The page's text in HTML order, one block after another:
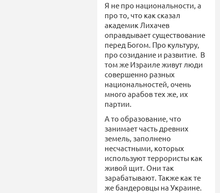
Я не про национальности, а
про то, что как сказал
академик Лихачев
оправдывает существование
перед Богом. Про культуру,
про созидание и развитие. В
том же Израиле живут люди
совершенно разных
национальностей, очень
много арабов тех же, их
партии.
А то образование, что
занимает часть древних
земель, заполнено
несчастными, которых
используют террористы как
живой щит. Они так
зарабатывают. Также как те
же бандеровцы на Украине.